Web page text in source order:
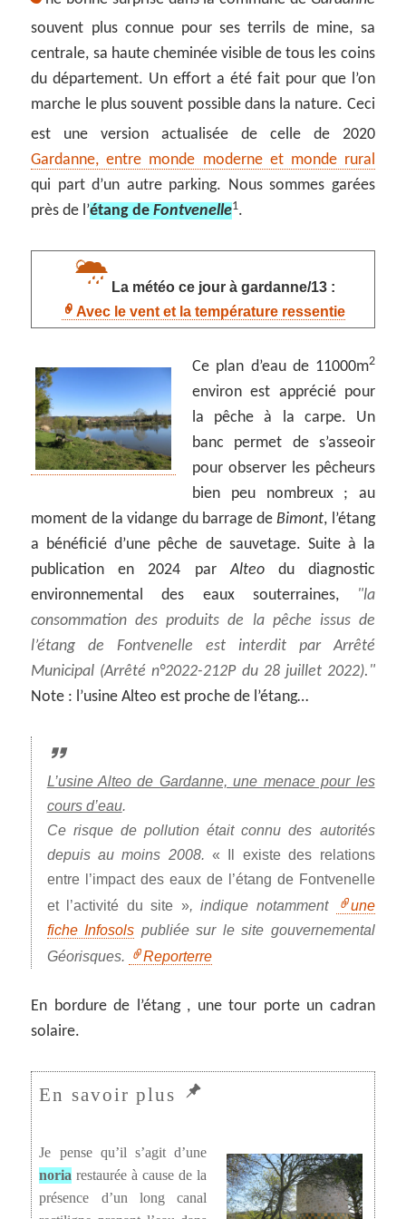
souvent plus connue pour ses terrils de mine, sa
centrale, sa haute cheminée visible de tous les coins
du département. Un effort a été fait pour que l’on
marche le plus souvent possible dans la nature. Ceci
est une version actualisée de celle de 2020
Gardanne, entre monde moderne et monde rural
qui part d’un autre parking. Nous sommes garées
près de l’étang deFontvenelle1.
La météo ce jour à gardanne/13 :
Avec le vent et la température ressentie
Ce plan d’eau de 11000m2
environ est apprécié pour
la pêche à la carpe. Un
banc permet de s’asseoir
pour observer les pêcheurs
bien peu nombreux ; au
moment de la vidange du barrage deBimont, l’étang
a bénéficié d’une pêche de sauvetage. Suite à la
publication en 2024 parAlteodu diagnostic
environnemental des eaux souterraines,
la
consommation des produits de la pêche issus de
l’étang de Fontvenelle est interdit par Arrêté
Municipal (Arrêté n°2022-212P du 28 juillet 2022).
Note : l’usine Alteo est proche de l’étang…
L’usine Alteo de Gardanne, une menace pour les
cours d’eau.
Ce risque de pollution était connu des autorités
depuis au moins 2008.« Il existe des relations
entre l’impact des eaux de l’étang de Fontvenelle
et l’activité du site », indique notamment
une
fiche Infosols publiée sur le site gouvernemental
Géorisques.
Reporterre
En bordure de l’étang , une tour porte un cadran
solaire.
Je pense qu’il s’agit d’une
noria restaurée à cause de la
présence d’un long canal